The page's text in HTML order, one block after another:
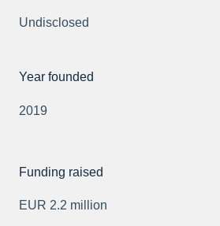
Undisclosed
Year founded
2019
Funding raised
EUR 2.2 million